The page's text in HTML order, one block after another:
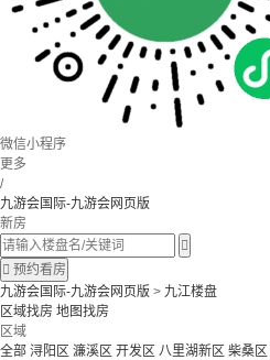
微信小程序
更多
/
九游会国际-九游会网页版
新房

 预约看房
九游会国际-九游会网页版 > 九江楼盘
区域找房 地图找房
区域
全部 浔阳区 濂溪区 开发区 八里湖新区 柴桑区